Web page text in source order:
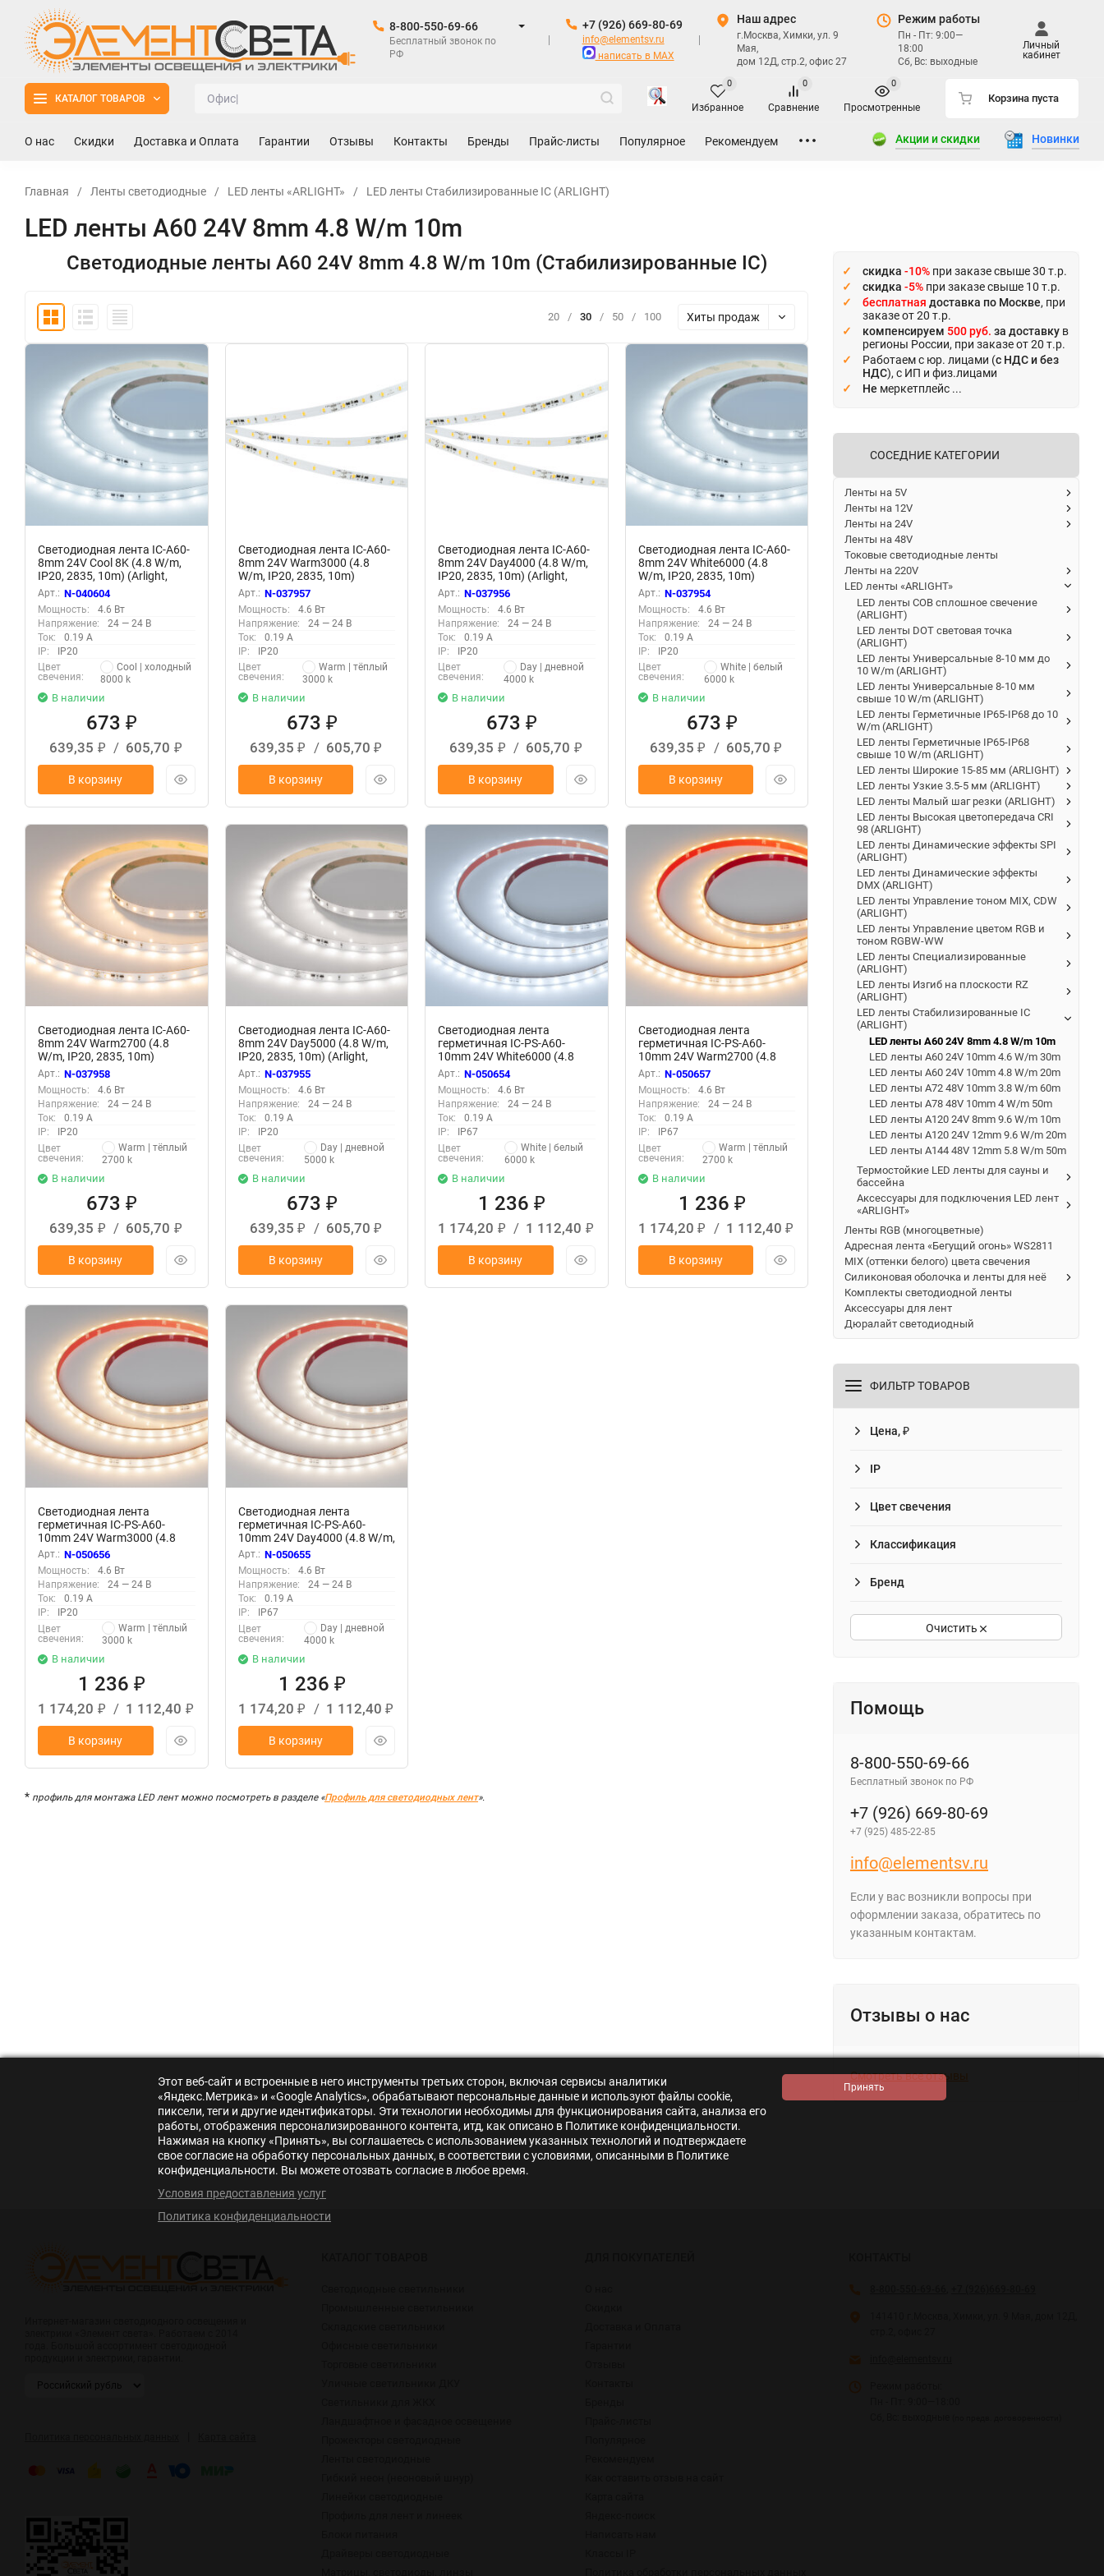
8-800-550-69-66
Бесплатный звонок по
РФ
+7 (926) 669-80-69
info@elementsv.ru
написать в MAX
Наш адрес
г.Москва, Химки, ул. 9
Мая,
дом 12Д, стр.2, офис 27
Режим работы
Пн - Пт: 9:00—
18:00
Сб, Вс: выходные
Личный
кабинет
КАТАЛОГ ТОВАРОВ
Избранное
0
Сравнение
0
Просмотренные
0
Корзина пуста
О нас Скидки Доставка и Оплата Гарантии Отзывы Контакты Бренды Прайс-листы Популярное Рекомендуем Акции и скидки Новинки
Главная / Ленты светодиодные / LED ленты «ARLIGHT» / LED ленты Стабилизированные IC (ARLIGHT)
LED ленты A60 24V 8mm 4.8 W/m 10m
Светодиодные ленты A60 24V 8mm 4.8 W/m 10m (Стабилизированные IC)
20 / 30 / 50 / 100 Хиты продаж
Светодиодная лента IC-A60-
8mm 24V Cool 8K (4.8 W/m,
IP20, 2835, 10m) (Arlight,
стабилизированная)
Арт.: N-040604
Мощность:
4.6 Вт
Напряжение:
24 — 24 В
Ток:
0.19 А
IP:
IP20
Цвет
свечения:
Cool | холодный
8000 k
В наличии
673₽
639,35 ₽ / 605,70 ₽
В корзину
Светодиодная лента IC-A60-
8mm 24V Warm3000 (4.8
W/m, IP20, 2835, 10m)
(Arlight, стабилизированная)
Арт.: N-037957
Мощность:
4.6 Вт
Напряжение:
24 — 24 В
Ток:
0.19 А
IP:
IP20
Цвет
свечения:
Warm | тёплый
3000 k
В наличии
673 ₽
639,35 ₽ / 605,70 ₽
В корзину
Светодиодная лента IC-A60-
8mm 24V Day4000 (4.8 W/m,
IP20, 2835, 10m) (Arlight,
стабилизированная)
Арт.: N-037956
Мощность:
4.6 Вт
Напряжение:
24 — 24 В
Ток:
0.19 А
IP:
IP20
Цвет
свечения:
Day | дневной
4000 k
В наличии
673₽
639,35 ₽ / 605,70 ₽
В корзину
Светодиодная лента IC-A60-
8mm 24V White6000 (4.8
W/m, IP20, 2835, 10m)
(Arlight, стабилизированная)
Арт.: N-037954
Мощность:
4.6 Вт
Напряжение:
24 — 24 В
Ток:
0.19 А
IP:
IP20
Цвет
свечения:
White | белый
6000 k
В наличии
673 ₽
639,35 ₽ / 605,70 ₽
В корзину
Светодиодная лента IC-A60-
8mm 24V Warm2700 (4.8
W/m, IP20, 2835, 10m)
(Arlight, стабилизированная)
Арт.: N-037958
Мощность:
4.6 Вт
Напряжение:
24 — 24 В
Ток:
0.19 А
IP:
IP20
Цвет
свечения:
Warm | тёплый
2700 k
В наличии
673₽
639,35 ₽ / 605,70 ₽
В корзину
Светодиодная лента IC-A60-
8mm 24V Day5000 (4.8 W/m,
IP20, 2835, 10m) (Arlight,
стабилизированная)
Арт.: N-037955
Мощность:
4.6 Вт
Напряжение:
24 — 24 В
Ток:
0.19 А
IP:
IP20
Цвет
свечения:
Day | дневной
5000 k
В наличии
673 ₽
639,35 ₽ / 605,70 ₽
В корзину
Светодиодная лента
герметичная IC-PS-A60-
10mm 24V White6000 (4.8
W/m, IP67, 2835, 10m)
(Arlight, стабилизированная)
Арт.: N-050654
Мощность:
4.6 Вт
Напряжение:
24 — 24 В
Ток:
0.19 А
IP:
IP67
Цвет
свечения:
White | белый
6000 k
В наличии
1 236₽
1 174,20 ₽ / 1 112,40 ₽
В корзину
Светодиодная лента
герметичная IC-PS-A60-
10mm 24V Warm2700 (4.8
W/m, IP67, 2835, 10m)
(Arlight, стабилизированная)
Арт.: N-050657
Мощность:
4.6 Вт
Напряжение:
24 — 24 В
Ток:
0.19 А
IP:
IP67
Цвет
свечения:
Warm | тёплый
2700 k
В наличии
1 236 ₽
1 174,20 ₽ / 1 112,40 ₽
В корзину
Светодиодная лента
герметичная IC-PS-A60-
10mm 24V Warm3000 (4.8
W/m, IP67, 2835, 10m)
(Arlight, стабилизированная)
Арт.: N-050656
Мощность:
4.6 Вт
Напряжение:
24 — 24 В
Ток:
0.19 А
IP:
IP20
Цвет
свечения:
Warm | тёплый
3000 k
В наличии
1 236₽
1 174,20 ₽ / 1 112,40 ₽
В корзину
Светодиодная лента
герметичная IC-PS-A60-
10mm 24V Day4000 (4.8 W/m,
IP67, 2835, 10m) (Arlight,
стабилизированная)
Арт.: N-050655
Мощность:
4.6 Вт
Напряжение:
24 — 24 В
Ток:
0.19 А
IP:
IP67
Цвет
свечения:
Day | дневной
4000 k
В наличии
1 236 ₽
1 174,20 ₽ / 1 112,40 ₽
В корзину
* профиль для монтажа LED лент можно посмотреть в разделе «Профиль для светодиодных лент».
скидка -10% при заказе свыше 30 т.р.
скидка -5% при заказе свыше 10 т.р.
бесплатная доставка по Москве, при
заказе от 20 т.р.
компенсируем 500 руб. за доставку в
регионы России, при заказе от 20 т.р.
Работаем с юр. лицами (с НДС и без
НДС), с ИП и физ.лицами
Не меркетплейс ...
СОСЕДНИЕ КАТЕГОРИИ
Ленты на 5V
Ленты на 12V
Ленты на 24V
Ленты на 48V
Токовые светодиодные ленты
Ленты на 220V
LED ленты «ARLIGHT»
LED ленты COB сплошное свечение
(ARLIGHT)
LED ленты DOT световая точка
(ARLIGHT)
LED ленты Универсальные 8-10 мм до
10 W/m (ARLIGHT)
LED ленты Универсальные 8-10 мм
свыше 10 W/m (ARLIGHT)
LED ленты Герметичные IP65-IP68 до 10
W/m (ARLIGHT)
LED ленты Герметичные IP65-IP68
свыше 10 W/m (ARLIGHT)
LED ленты Широкие 15-85 мм (ARLIGHT)
LED ленты Узкие 3.5-5 мм (ARLIGHT)
LED ленты Малый шаг резки (ARLIGHT)
LED ленты Высокая цветопередача CRI
98 (ARLIGHT)
LED ленты Динамические эффекты SPI
(ARLIGHT)
LED ленты Динамические эффекты
DMX (ARLIGHT)
LED ленты Управление тоном MIX, CDW
(ARLIGHT)
LED ленты Управление цветом RGB и
тоном RGBW-WW
LED ленты Специализированные
(ARLIGHT)
LED ленты Изгиб на плоскости RZ
(ARLIGHT)
LED ленты Стабилизированные IC
(ARLIGHT)
LED ленты A60 24V 8mm 4.8 W/m 10m
LED ленты A60 24V 10mm 4.6 W/m 30m
LED ленты A60 24V 10mm 4.8 W/m 20m
LED ленты A72 48V 10mm 3.8 W/m 60m
LED ленты A78 48V 10mm 4 W/m 50m
LED ленты A120 24V 8mm 9.6 W/m 10m
LED ленты A120 24V 12mm 9.6 W/m 20m
LED ленты A144 48V 12mm 5.8 W/m 50m
Термостойкие LED ленты для сауны и
бассейна
Аксессуары для подключения LED лент
«ARLIGHT»
Ленты RGB (многоцветные)
Адресная лента «Бегущий огонь» WS2811
MIX (оттенки белого) цвета свечения
Силиконовая оболочка и ленты для неё
Комплекты светодиодной ленты
Аксессуары для лент
Дюралайт светодиодный
ФИЛЬТР ТОВАРОВ
Цена, ₽
IP
Цвет свечения
Классификация
Бренд
Очистить
Помощь
8-800-550-69-66
Бесплатный звонок по РФ
+7 (926) 669-80-69
+7 (925) 485-22-85
info@elementsv.ru
Если у вас возникли вопросы при
оформлении заказа, обратитесь по
указанным контактам.
Отзывы о нас
Смотреть все отзывы
Этот веб-сайт и встроенные в него инструменты третьих сторон, включая сервисы аналитики
«Яндекс.Метрика» и «Google Analytics», обрабатывают персональные данные и используют файлы cookie,
пиксели, теги и другие идентификаторы. Эти технологии необходимы для функционирования сайта, анализа его
работы, отображения персонализированного контента, итд, как описано в Политике конфиденциальности.
Нажимая на кнопку «Принять», вы соглашаетесь с использованием указанных технологий и подтверждаете
свое согласие на обработку персональных данных, в соответствии с условиями, описанными в Политике
конфиденциальности. Вы можете отозвать согласие в любое время.
Условия предоставления услуг
Политика конфиденциальности